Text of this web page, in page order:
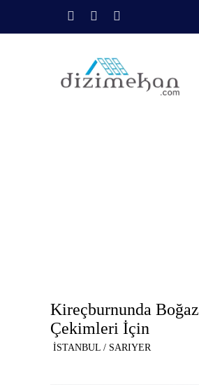
Kireçburnunda
Çekimleri İçin
İSTANBUL / SARIYER